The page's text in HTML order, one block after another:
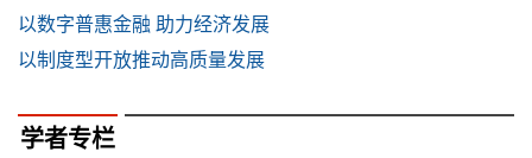
以数字普惠金融 助力经济发展
以制度型开放推动高质量发展
学者专栏